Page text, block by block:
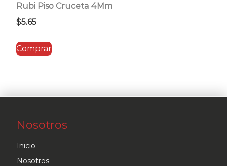
Rubi Piso Cruceta 4Mm
$5.65
Comprar
Nosotros
Inicio
Nosotros